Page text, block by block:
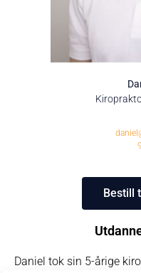
Daniel tok sin 5-årige
Bestill